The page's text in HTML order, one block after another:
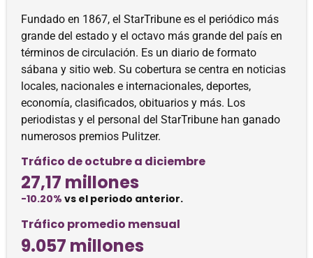
Fundado en 1867, el StarTribune es el periódico más
grande del estado y el octavo más grande del país en
términos de circulación. Es un diario de formato
sábana y sitio web. Su cobertura se centra en noticias
locales, nacionales e internacionales, deportes,
economía, clasificados, obituarios y más. Los
periodistas y el personal del StarTribune han ganado
numerosos premios Pulitzer.
Tráfico de octubre a diciembre
27,17 millones
-10.20% vs el periodo anterior.
Tráfico promedio mensual
9.057 millones